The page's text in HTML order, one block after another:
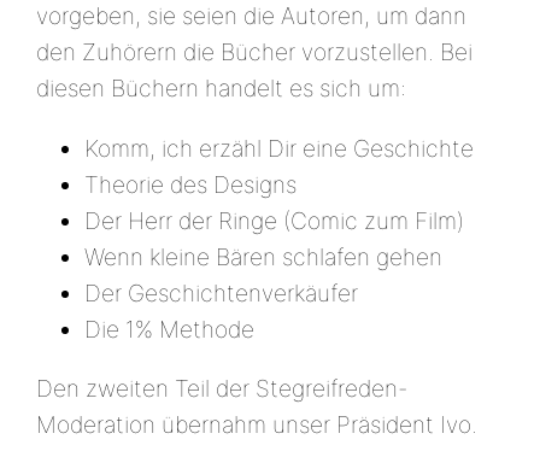
vorgeben, sie seien die Autoren, um dann
den Zuhörern die Bücher vorzustellen. Bei
diesen Büchern handelt es sich um:
Komm, ich erzähl Dir eine Geschichte
Theorie des Designs
Der Herr der Ringe (Comic zum Film)
Wenn kleine Bären schlafen gehen
Der Geschichtenverkäufer
Die 1% Methode
Den zweiten Teil der Stegreifreden-
Moderation übernahm unser Präsident Ivo.